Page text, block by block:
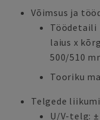
Võimsus ja
Töödetaili
laius x
500/510
Tooriku
Telgede
U/V-telg: